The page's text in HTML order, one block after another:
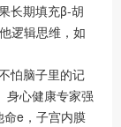
长期填充β-胡
逻辑思维，如
怕脑子里的记
心健康专家强
e，子宫内膜